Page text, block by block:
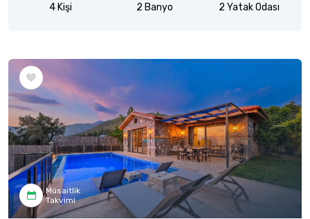
4 Kişi 2 Banyo 2 Yatak Odası
Müsaitlik
Takvimi